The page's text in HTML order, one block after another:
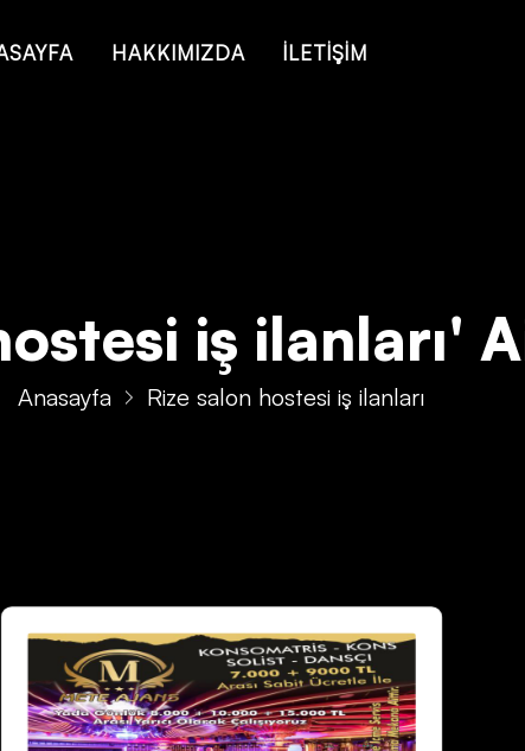
string is deprecated in/home/konsmenajericom/
HAKKIMIZDA İLETİŞİM
iş ilanları'
Anasayfa Rize salon hostesi iş ilanları